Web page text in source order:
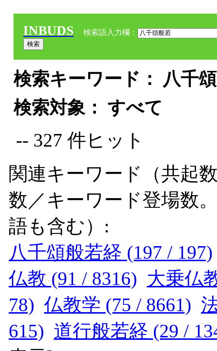
INBUDS 検索語入力欄：
検索キーワード： 八千
検索対象： すべて
-- 327 件ヒット
関連キーワード（共起
数／キーワード登場数
語も含む）:
八千頌般若経 (197 / 197)
仏教 (91 / 8316) 大乗仏
78) 仏教学 (75 / 8661)
615) 道行般若経 (29 /